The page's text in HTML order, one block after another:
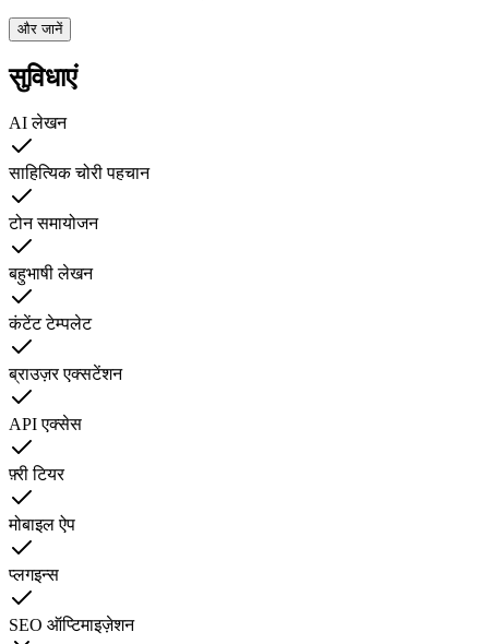
और जानें
सुविधाएं
AI लेखन
साहित्यिक चोरी पहचान
टोन समायोजन
बहुभाषी लेखन
कंटेंट टेम्पलेट
ब्राउज़र एक्सटेंशन
API एक्सेस
फ़्री टियर
मोबाइल ऐप
प्लगइन्स
SEO ऑप्टिमाइज़ेशन